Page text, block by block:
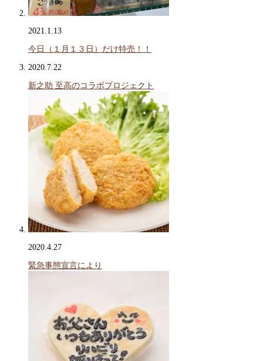
2021.1.13
今日（１月１３日）だけ特売！！
2020.7.22
新之助 至高のコラボプロジェクト
2020.4.27
緊急事態宣言により